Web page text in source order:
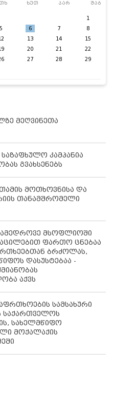
ხუთ პარ შაბ
1
5 6 7
8
13 14
15
20 21
22
27 28
29
მეღვინეთა
საზაფხულო კამპანია
გვახსენებს
მოთხოვნისა და
თანამშრომელი
მსოფლიოში
ფართო ცნებაა
ბრძოლას,
დასუსტებაა -
აქვს
სამსახური
საქართველოს
სახელმწიფო
მოქალაქის